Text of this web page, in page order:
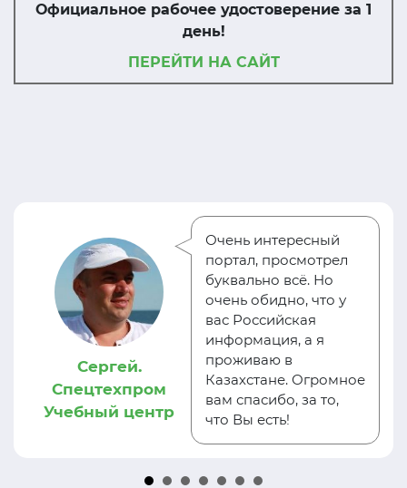
Официальное рабочее удостоверение за 1
день!
ПЕРЕЙТИ НА САЙТ
Сергей.
Спецтехпром
Учебный центр
Очень интересный
портал, просмотрел
буквально всё. Но
очень обидно, что у
вас Российская
информация, а я
проживаю в
Казахстане. Огромное
вам спасибо, за то,
что Вы есть!